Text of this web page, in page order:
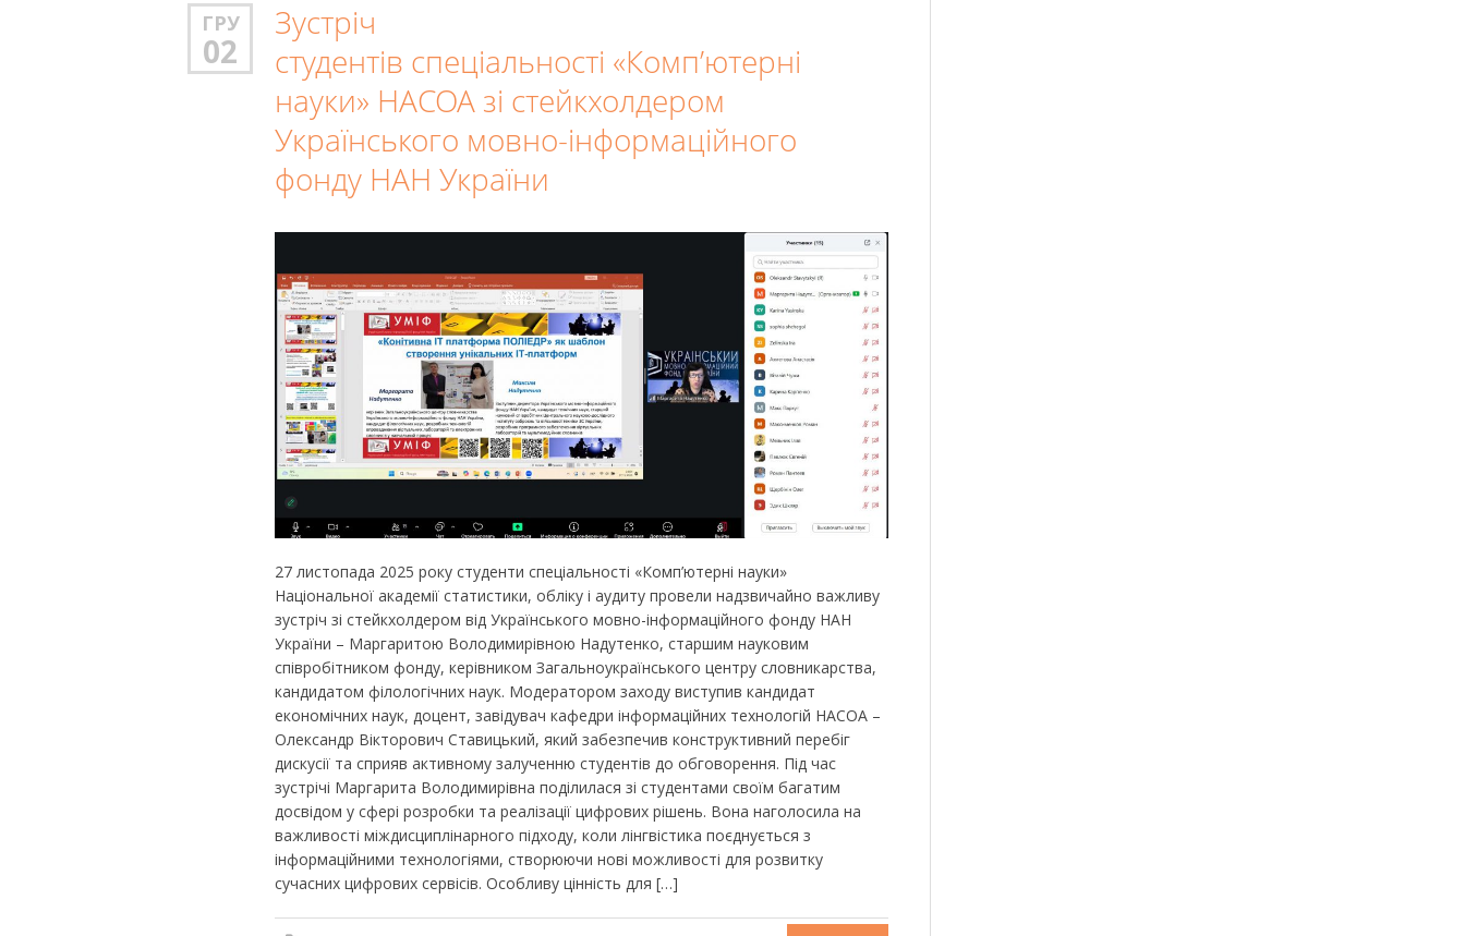
ГРУ
02
Зустріч
студентів спеціальності «Комп’ютерні
науки» НАСОА зі стейкхолдером
Українського мовно-інформаційного
фонду НАН України
27 листопада 2025 року студенти спеціальності «Комп’ютерні науки»
Національної академії статистики, обліку і аудиту провели надзвичайно важливу
зустріч зі стейкхолдером від Українського мовно-інформаційного фонду НАН
України – Маргаритою Володимирівною Надутенко, старшим науковим
співробітником фонду, керівником Загальноукраїнського центру словникарства,
кандидатом філологічних наук. Модератором заходу виступив кандидат
економічних наук, доцент, завідувач кафедри інформаційних технологій НАСОА –
Олександр Вікторович Ставицький, який забезпечив конструктивний перебіг
дискусії та сприяв активному залученню студентів до обговорення. Під час
зустрічі Маргарита Володимирівна поділилася зі студентами своїм багатим
досвідом у сфері розробки та реалізації цифрових рішень. Вона наголосила на
важливості міждисциплінарного підходу, коли лінгвістика поєднується з
інформаційними технологіями, створюючи нові можливості для розвитку
сучасних цифрових сервісів. Особливу цінність для […]